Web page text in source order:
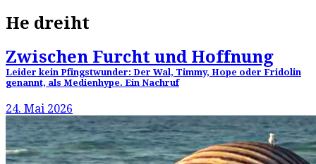
He dreiht
Zwischen Furcht und Hoffnung
Leider kein Pfingstwunder: Der Wal, Timmy, Hope oder Fridolin
genannt, als Medienhype. Ein Nachruf
24. Mai 2026